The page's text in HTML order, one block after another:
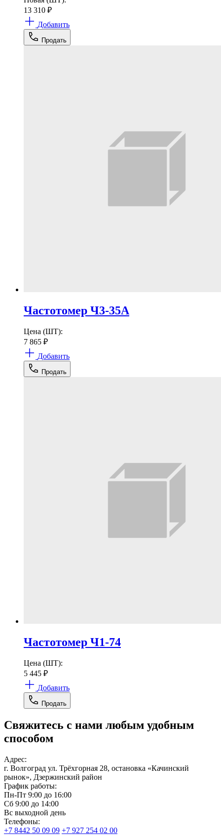
13 310 ₽
Добавить
Продать
Частотомер Ч3-35А
Цена (ШТ):
7 865 ₽
Добавить
Продать
Частотомер Ч1-74
Цена (ШТ):
5 445 ₽
Добавить
Продать
Свяжитесь с нами любым удобным
способом
Адрес:
г. Волгоград ул. Трёхгорная 28, остановка «Качинский
рынок», Дзержинский район
График работы:
Пн-Пт 9:00 до 16:00
Сб 9:00 до 14:00
Вс выходной день
Телефоны:
+7 8442 50 09 09 +7 927 254 02 00